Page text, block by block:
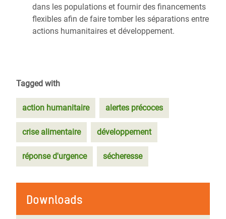
dans les populations et fournir des financements
flexibles afin de faire tomber les séparations entre
actions humanitaires et développement.
Tagged with
action humanitaire alertes précoces
crise alimentaire développement
réponse d'urgence sécheresse
Downloads